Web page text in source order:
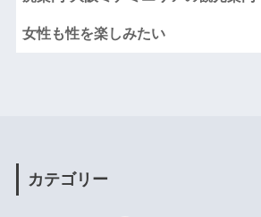
女性も性を楽しみたい
カテゴリー